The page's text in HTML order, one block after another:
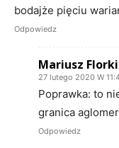
bodajże pięciu
Odpowiedz
Mariusz
27 lutego 2020 W
Poprawka: to
granica
Odpowiedz